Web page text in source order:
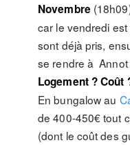
Novembre
car le vendredi
sont déjà pris,
se rendre à
Logement ? Coût
En bungalow au
de 400-450€ tout
(dont le coût des